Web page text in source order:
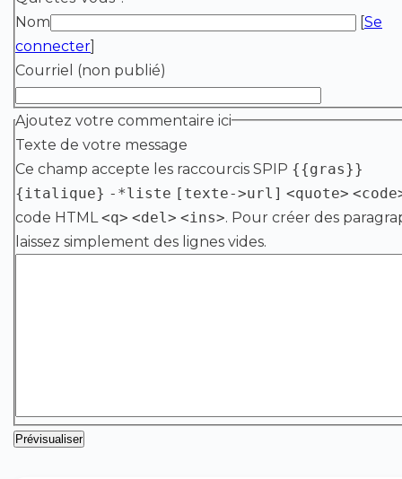
Nom
[Se
connecter]
Courriel (non publié)
Ajoutez votre commentaire ici
Texte de votre message
Ce champ accepte les raccourcis SPIP {{gras}}
{italique} -*liste [texte->url] <quote>
code HTML<q> <del> <ins>. Pour créer des
laissez simplement des lignes vides.